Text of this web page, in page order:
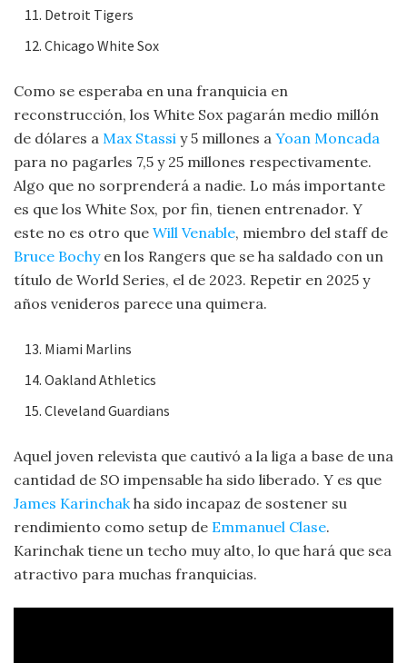
Detroit Tigers
Chicago White Sox
Como se esperaba en una franquicia en
reconstrucción, los White Sox pagarán medio millón
de dólares a Max Stassi y 5 millones a Yoan Moncada
para no pagarles 7,5 y 25 millones respectivamente.
Algo que no sorprenderá a nadie. Lo más importante
es que los White Sox, por fin, tienen entrenador. Y
este no es otro que Will Venable, miembro del staff de
Bruce Bochyen los Rangers que se ha saldado con un
título de World Series, el de 2023. Repetir en 2025 y
años venideros parece una quimera.
Miami Marlins
Oakland Athletics
Cleveland Guardians
Aquel joven relevista que cautivó a la liga a base de una
cantidad de SO impensable ha sido liberado. Y es que
James Karinchakha sido incapaz de sostener su
rendimiento como setup de Emmanuel Clase.
Karinchak tiene un techo muy alto, lo que hará que sea
atractivo para muchas franquicias.